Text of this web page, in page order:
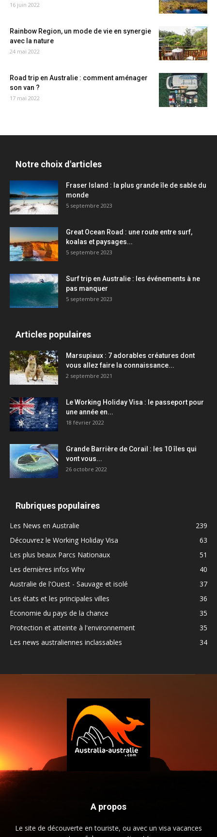
16 juin 2022
Rainbow Region, un mode de vie en synergie
avec la nature
24 mai 2022
Road trip en Australie : comment aménager
son van ?
17 mai 2022
Notre choix d'articles
Fraser Island : la plus grande île de sable du
monde
5 septembre 2023
Great Ocean Road : une route entre surf,
koalas et paysages...
5 septembre 2023
Surf trip en Australie : les événements à ne
pas manquer
5 septembre 2023
Articles populaires
Marsupiaux : 7 adorables créatures dont
vous allez faire la connaissance...
2 septembre 2021
Le Working Holiday Visa : le passeport pour
une année en...
18 février 2022
Grande Barrière de Corail : les 10 îles qui
vont vous...
26 octobre 2022
Rubriques populaires
Les News en Australie
239
Découvrez le Working Holiday Visa
63
Les plus beaux Parcs Nationaux
51
Les dernières infos Whv
40
Australie de l'Ouest - Sauvage et isolé
37
Les états et les principales villes
36
Economie du pays de la chance
35
Protection et atteinte à l'environnement
35
Les news australiennes inclassables
34
A propos
Le site de découverte en touriste, ou avec un visa vacances